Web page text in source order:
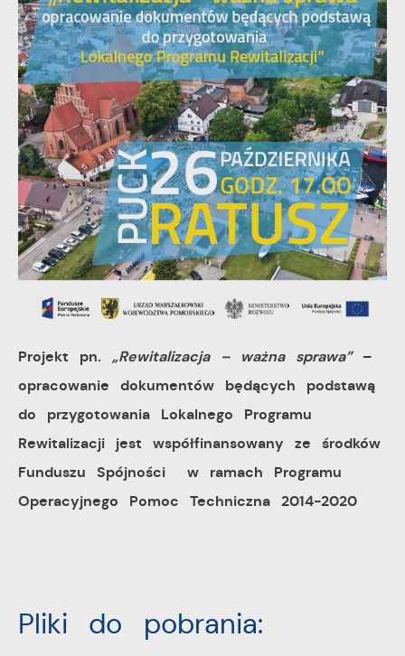
Projekt pn. „Rewitalizacja – ważna sprawa”–
opracowanie dokumentów będących podstawą
do przygotowania Lokalnego Programu
Rewitalizacji jest współfinansowany ze środków
Funduszu Spójności w ramach Programu
Operacyjnego Pomoc Techniczna 2014-2020
Pliki do pobrania:
pośredników prezentujących nasze treści w postaci
wiadomości, ofert, komunikatów mediów
społecznościowych.